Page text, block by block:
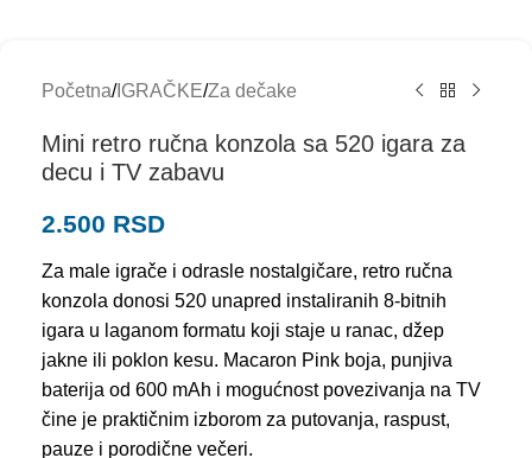
Početna/IGRAČKE/Za dečake
Mini retro ručna konzola sa 520 igara za
decu i TV zabavu
2.500 RSD
Za male igrače i odrasle nostalgičare, retro ručna
konzola donosi 520 unapred instaliranih 8-bitnih
igara u laganom formatu koji staje u ranac, džep
jakne ili poklon kesu. Macaron Pink boja, punjiva
baterija od 600 mAh i mogućnost povezivanja na TV
čine je praktičnim izborom za putovanja, raspust,
pauze i porodične večeri.